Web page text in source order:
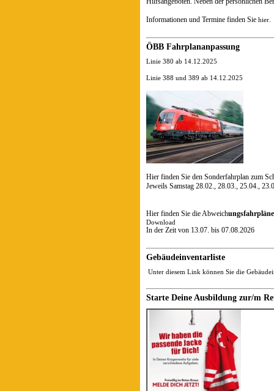
Informationen und Termine finden Sie hier.
ÖBB Fahrplananpassung
Linie 380 ab 14.12.2025
Linie 388 und 389 ab 14.12.2025
Hier finden Sie den Sonderfahrplan zum
Jeweils Samstag 28.02., 28.03., 25.04.,
Hier finden Sie die Abweich
Download
In der Zeit von 13.07. bis 07.08.2026
Gebäudeinventarliste
Unter diesem Link können Sie die
Starte Deine Ausbildung zur/m